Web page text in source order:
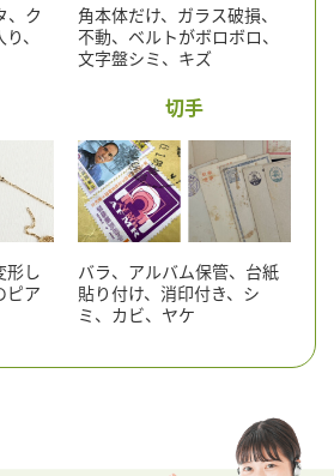
、ク
、
角本体だけ、ガラス破損、
不動、ベルトがボロボロ、
文字盤シミ、キズ
形し
ピア
切手
バラ、アルバム保管、台紙
貼り付け、消印付き、シ
ミ、カビ、ヤケ